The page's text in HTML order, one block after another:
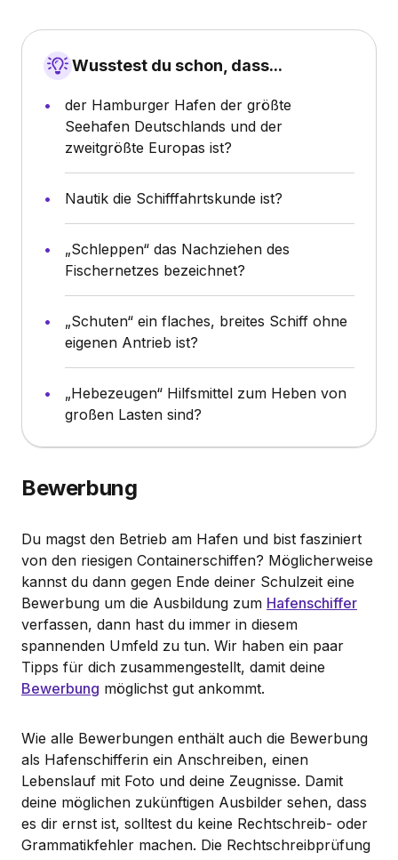
Wusstest du schon, dass...
der Hamburger Hafen der größte
Seehafen Deutschlands und der
zweitgrößte Europas ist?
Nautik die Schifffahrtskunde ist?
„Schleppen“ das Nachziehen des
Fischernetzes bezeichnet?
„Schuten“ ein flaches, breites Schiff ohne
eigenen Antrieb ist?
„Hebezeugen“ Hilfsmittel zum Heben von
großen Lasten sind?
Bewerbung
Du magst den Betrieb am Hafen und bist fasziniert
von den riesigen Containerschiffen? Möglicherweise
kannst du dann gegen Ende deiner Schulzeit eine
Bewerbung um die Ausbildung zum Hafenschiffer
verfassen, dann hast du immer in diesem
spannenden Umfeld zu tun. Wir haben ein paar
Tipps für dich zusammengestellt, damit deine
Bewerbung möglichst gut ankommt.
Wie alle Bewerbungen enthält auch die Bewerbung
als Hafenschifferin ein Anschreiben, einen
Lebenslauf mit Foto und deine Zeugnisse. Damit
deine möglichen zukünftigen Ausbilder sehen, dass
es dir ernst ist, solltest du keine Rechtschreib- oder
Grammatikfehler machen. Die Rechtschreibprüfung